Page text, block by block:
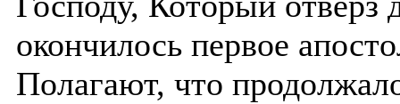
окончилось первое
Полагают, что